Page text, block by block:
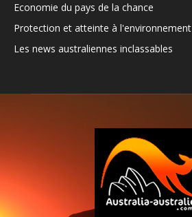
Economie du pays de la chance
Protection et atteinte à l'environnement
Les news australiennes inclassables